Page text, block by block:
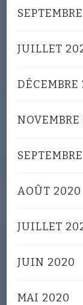
JUILLET
AOÛT 2020
JUILLET
JUIN 2020
MAI 2020